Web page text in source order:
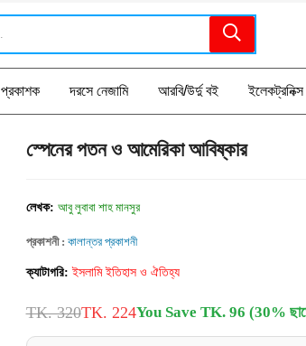
প্রকাশক দরসে নেজামি আরবি/উর্দু বই ইলেকট্রনিক্স
স্পেনের পতন ও আমেরিকা আবিষ্কার
লেখক: আবু লুবাবা শাহ মানসুর
প্রকাশনী : কালান্তর প্রকাশনী
ক্যাটাগরি: ইসলামি ইতিহাস ও ঐতিহ্য
TK. 320TK. 224You Save TK. 96 (30%